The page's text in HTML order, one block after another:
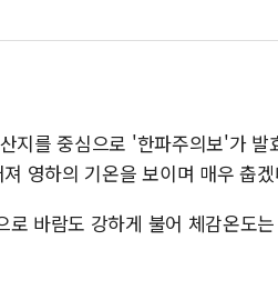
'달라진 임신·
정청래 "2차 TV
현대리바트,
[K메이커] 코셔
[특징주] 비철금
흥국자산운용,
지를 중심으로 '한파주의보'가 발
영하의 기온을 보이며 매우 춥
바람도 강하게 불어 체감온도